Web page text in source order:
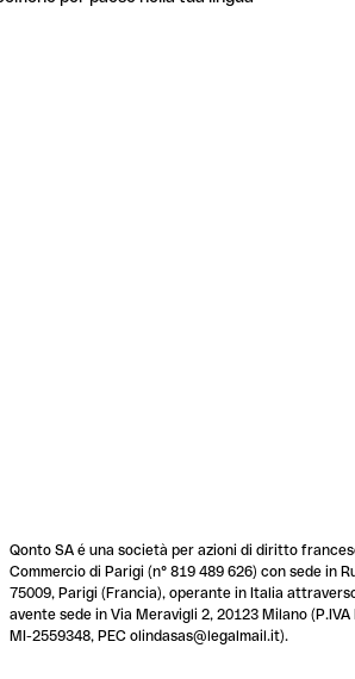
Qonto SA é una società per azioni di diritto
Commercio di Parigi (n° 819 489 626) con sede in
75009, Parigi (Francia), operante in Italia
avente sede in Via Meravigli 2, 20123 Milano (P.IVA
MI-2559348, PEC olindasas@legalmail.it).